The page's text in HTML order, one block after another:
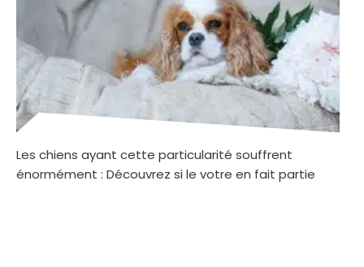
Les chiens ayant cette particularité souffrent
énormément : Découvrez si le votre en fait partie